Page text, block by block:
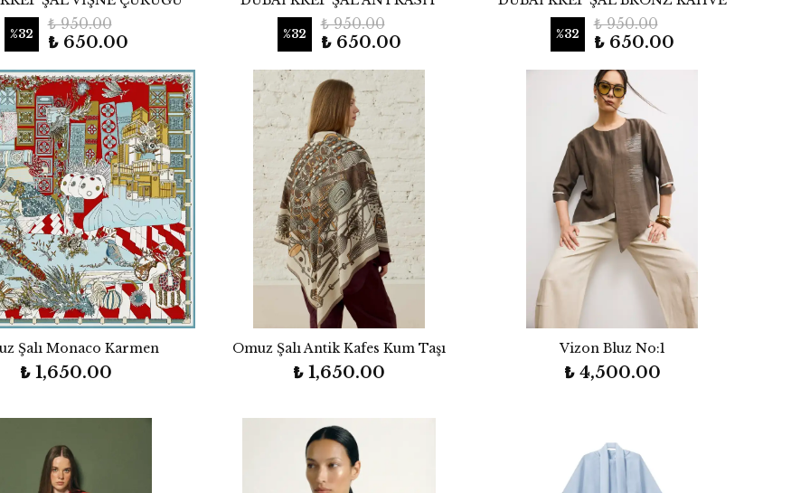
%32
₺ 950.00
₺ 650.00 %32
₺ 950.00
₺ 650.00 %32
₺ 950.00
₺ 650.00
Şalı Monaco Karmen
₺ 1,650.00
Omuz Şalı Antik Kafes Kum Taşı
₺ 1,650.00
Vizon Bluz No:1
₺ 4,500.00